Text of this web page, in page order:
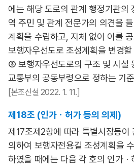
에는 해당 도로의 관계 행정기관의
역 주민 및 관계 전문가의 의견을
계획을 수립하고, 지체 없이 이를
보행자우선도로 조성계획을 변경
③ 보행자우선도로의 구조 및 시설
교통부의 공동부령으로 정하는 기
[본조신설 2022. 1. 11.]
제18조 (인가ㆍ허가 등의 의제)
제17조제2항에 따라 특별시장등이
의하여 보행자전용길 조성계획을
하였을 때에는 다음 각 호의 인가